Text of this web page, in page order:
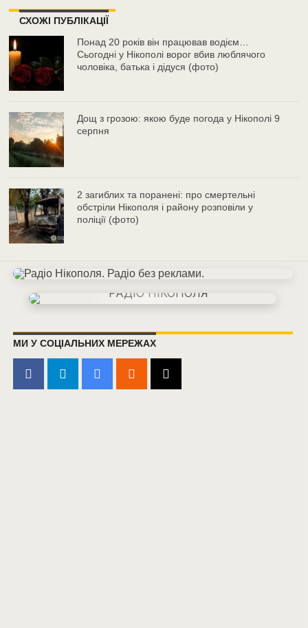
СХОЖІ ПУБЛІКАЦІЇ
Понад 20 років він працював водієм…
Сьогодні у Нікополі ворог вбив люблячого
чоловіка, батька і дідуся (фото)
Дощ з грозою: якою буде погода у Нікополі 9
серпня
2 загиблих та поранені: про смертельні
обстріли Нікополя і району розповіли у
поліції (фото)
МИ У СОЦІАЛЬНИХ МЕРЕЖАХ